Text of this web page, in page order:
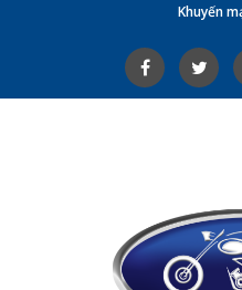
Khuyến